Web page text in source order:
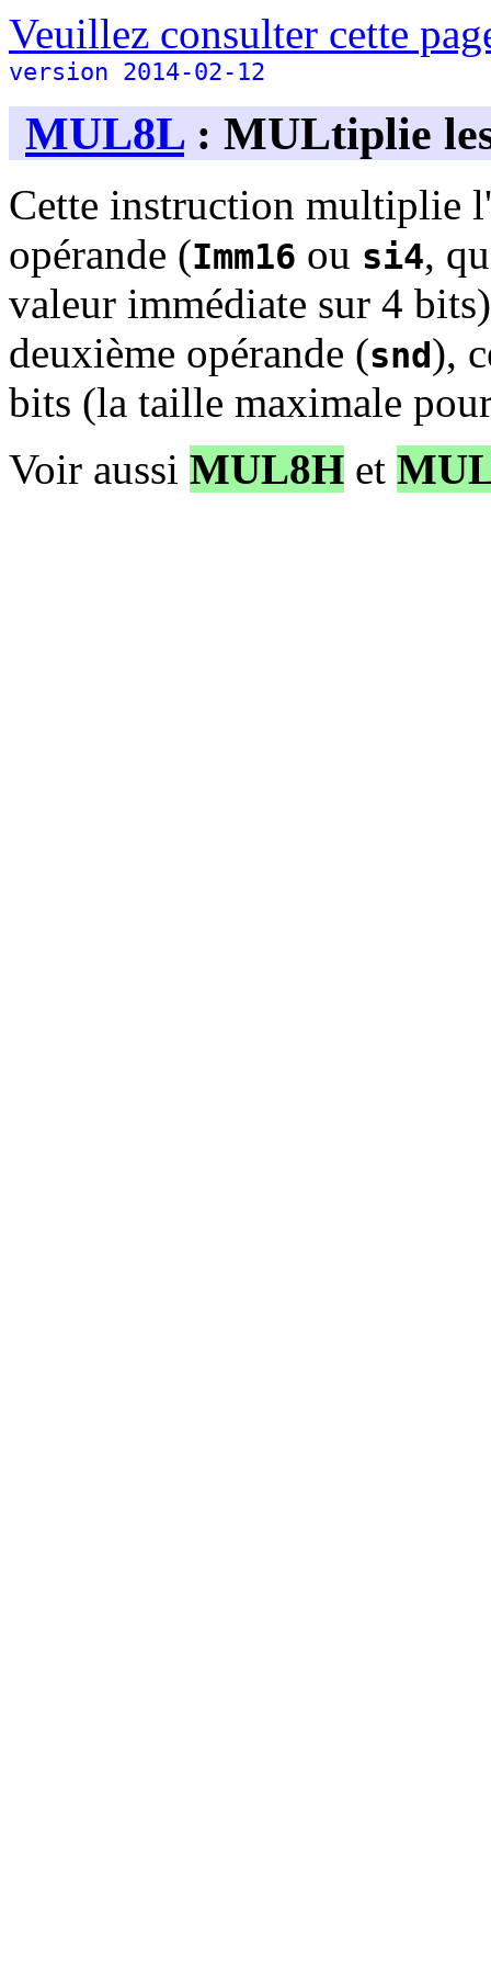
Veuillez consulter cette
version 2014-02-12
MUL8L: MULtiplie
Cette instruction multiplie
opérande (Imm16 ou si4,
valeur immédiate sur 4
deuxième opérande (snd),
bits (la taille maximale
Voir aussi MUL8H et